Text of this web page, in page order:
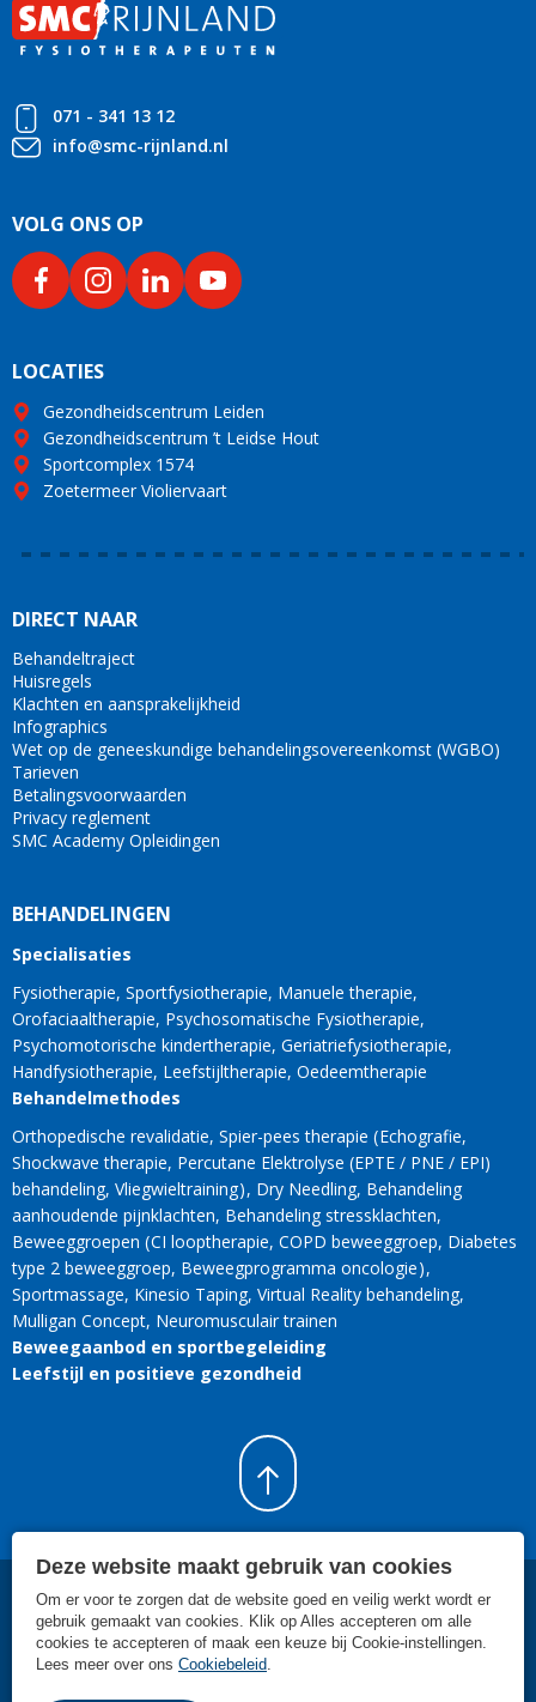
071 - 341 13 12
info@smc-rijnland.nl
VOLG ONS OP
LOCATIES
Gezondheidscentrum Leiden
Gezondheidscentrum ’t Leidse Hout
Sportcomplex 1574
Zoetermeer Violiervaart
DIRECT NAAR
Behandeltraject
Huisregels
Klachten en aansprakelijkheid
Infographics
Wet op de geneeskundige behandelingsovereenkomst (WGBO)
Tarieven
Betalingsvoorwaarden
Privacy reglement
SMC Academy Opleidingen
BEHANDELINGEN
Specialisaties
Fysiotherapie Sportfysiotherapie Manuele therapie
Orofaciaaltherapie Psychosomatische Fysiotherapie
Psychomotorische kindertherapie Geriatriefysiotherapie
Handfysiotherapie Leefstijltherapie Oedeemtherapie
Behandelmethodes
Orthopedische revalidatie Spier-pees therapie Echografie
Shockwave therapie Percutane Elektrolyse (EPTE / PNE / EPI)
behandeling Vliegwieltraining Dry Needling Behandeling
aanhoudende pijnklachten Behandeling stressklachten
Beweeggroepen CI looptherapie COPD beweeggroep Diabetes
type 2 beweeggroep Beweegprogramma oncologie
Sportmassage Kinesio Taping Virtual Reality behandeling
Mulligan Concept Neuromusculair trainen
Beweegaanbod en sportbegeleiding
Leefstijl en positieve gezondheid
2026SMC Rijnland Leiden.Individuele fysiotherapeutische
behandelingen, specialistische zorg, sportbegeleiding en hulp bij gezond
leven in Leiden.
Deze website maakt gebruik van cookies
Om er voor te zorgen dat de website goed en veilig werkt wordt er
gebruik gemaakt van cookies. Klik op Alles accepteren om alle
cookies te accepteren of maak een keuze bij Cookie-instellingen.
Lees meer over ons Cookiebeleid.